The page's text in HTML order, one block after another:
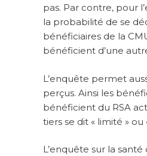
pas. Par contre, pour
la probabilité de se
bénéficiaires de la
bénéficient d’une
L’enquête permet
perçus. Ainsi les
bénéficient du RSA
tiers se dit « limité »
L’enquête sur la